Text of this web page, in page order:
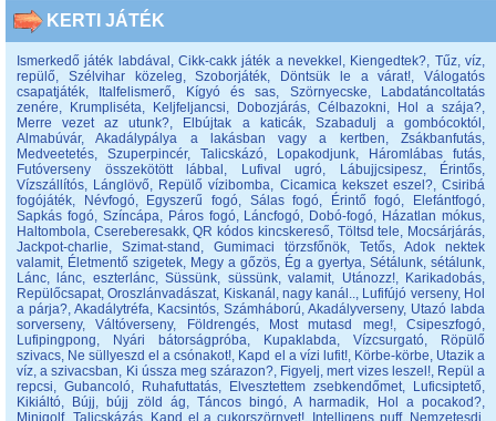
KERTI JÁTÉK
Ismerkedő játék labdával ,Cikk-cakk játék a nevekkel , Kiengedtek?, Tűz, víz,
repülő, Szélvihar közeleg,Szoborjáték, Döntsük le a várat!, Válogatós
csapatjáték, Italfelismerő, Kígyó és sas, Szörnyecske,
Labdatáncoltatás
zenére, Krumpliséta, Keljfeljancsi, Dobozjárás, Célbazokni, Hol a szája?,
Merre vezet az utunk?, Elbújtak a katicák, Szabadulj a gombócoktól ,
Almabúvár,Akadálypálya a lakásban vagy a kertben,Zsákbanfutás,
Medveetetés, Szuperpincér, Talicskázó, Lopakodjunk, Háromlábas futás,
Futóverseny összekötött lábbal , Lufival ugró, Lábujjcsipesz, Érintős,
Vízszállítós, Lánglövő, Repülő vízibomba, Cicamica kekszet eszel?,Csiribá
fogójáték, Névfogó, Egyszerű fogó, Sálas fogó, Érintő fogó, Elefántfogó,
Sapkás fogó, Színcápa, Páros fogó, Láncfogó, Dobó-fogó, Házatlan mókus,
Haltombola, Csereberesakk,QR kódos kincskereső, Töltsd tele, Mocsárjárás,
Jackpot-charlie, Szimat-stand , Gumimaci törzsfőnök, Tetős, Adok nektek
valamit, Életmentő szigetek, Megy a gőzös, Ég a gyertya, Sétálunk, sétálunk,
Lánc, lánc, eszterlánc,Süssünk, süssünk, valamit, Utánozz!, Karikadobás,
Repülőcsapat,Oroszlánvadászat, Kiskanál, nagy kanál.., Lufifújó verseny, Hol
a párja?, Akadálytréfa, Kacsintós, Számháború, Akadályverseny, Utazó labda
sorverseny,Váltóverseny, Földrengés, Most mutasd meg!,Csipeszfogó,
Lufipingpong, Nyári bátorságpróba, Kupaklabda, Vízcsurgató,
Röpülő
szivacs, Ne süllyeszd el a csónakot!, Kapd el a vízi lufit!, Körbe-körbe, Utazik a
víz, a szivacsban, Ki ússza meg szárazon?, Figyelj, mert vizes leszel!, Repül a
repcsi, Gubancoló, Ruhafuttatás, Elvesztettem zsebkendőmet, Luficsiptető,
Kikiáltó, Bújj, bújj zöld ág, Táncos bingó,A harmadik, Hol a pocakod?,
Minigolf, Talicskázás, Kapd el a cukorszörnyet!, Intelligens puff, Nemzetesdi,